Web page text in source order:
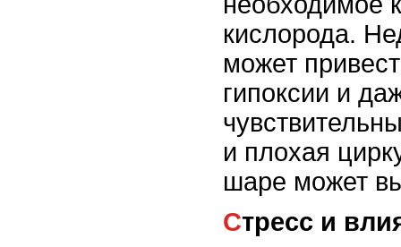
кислорода.
может
гипоксии и
и плохая
шаре может
Стресс и